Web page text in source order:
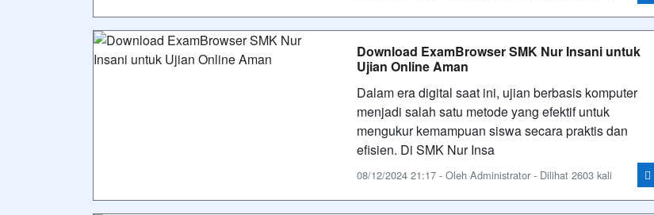
Download ExamBrowser SMK Nur Insani untuk
Ujian Online Aman
Dalam era digital saat ini, ujian berbasis komputer
menjadi salah satu metode yang efektif untuk
mengukur kemampuan siswa secara praktis dan
efisien. Di SMK Nur Insa
08/12/2024 21:17 - Oleh Administrator - Dilihat 2603 kali